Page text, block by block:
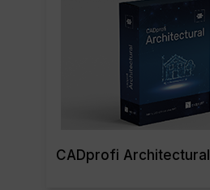
CADprofi Architectural